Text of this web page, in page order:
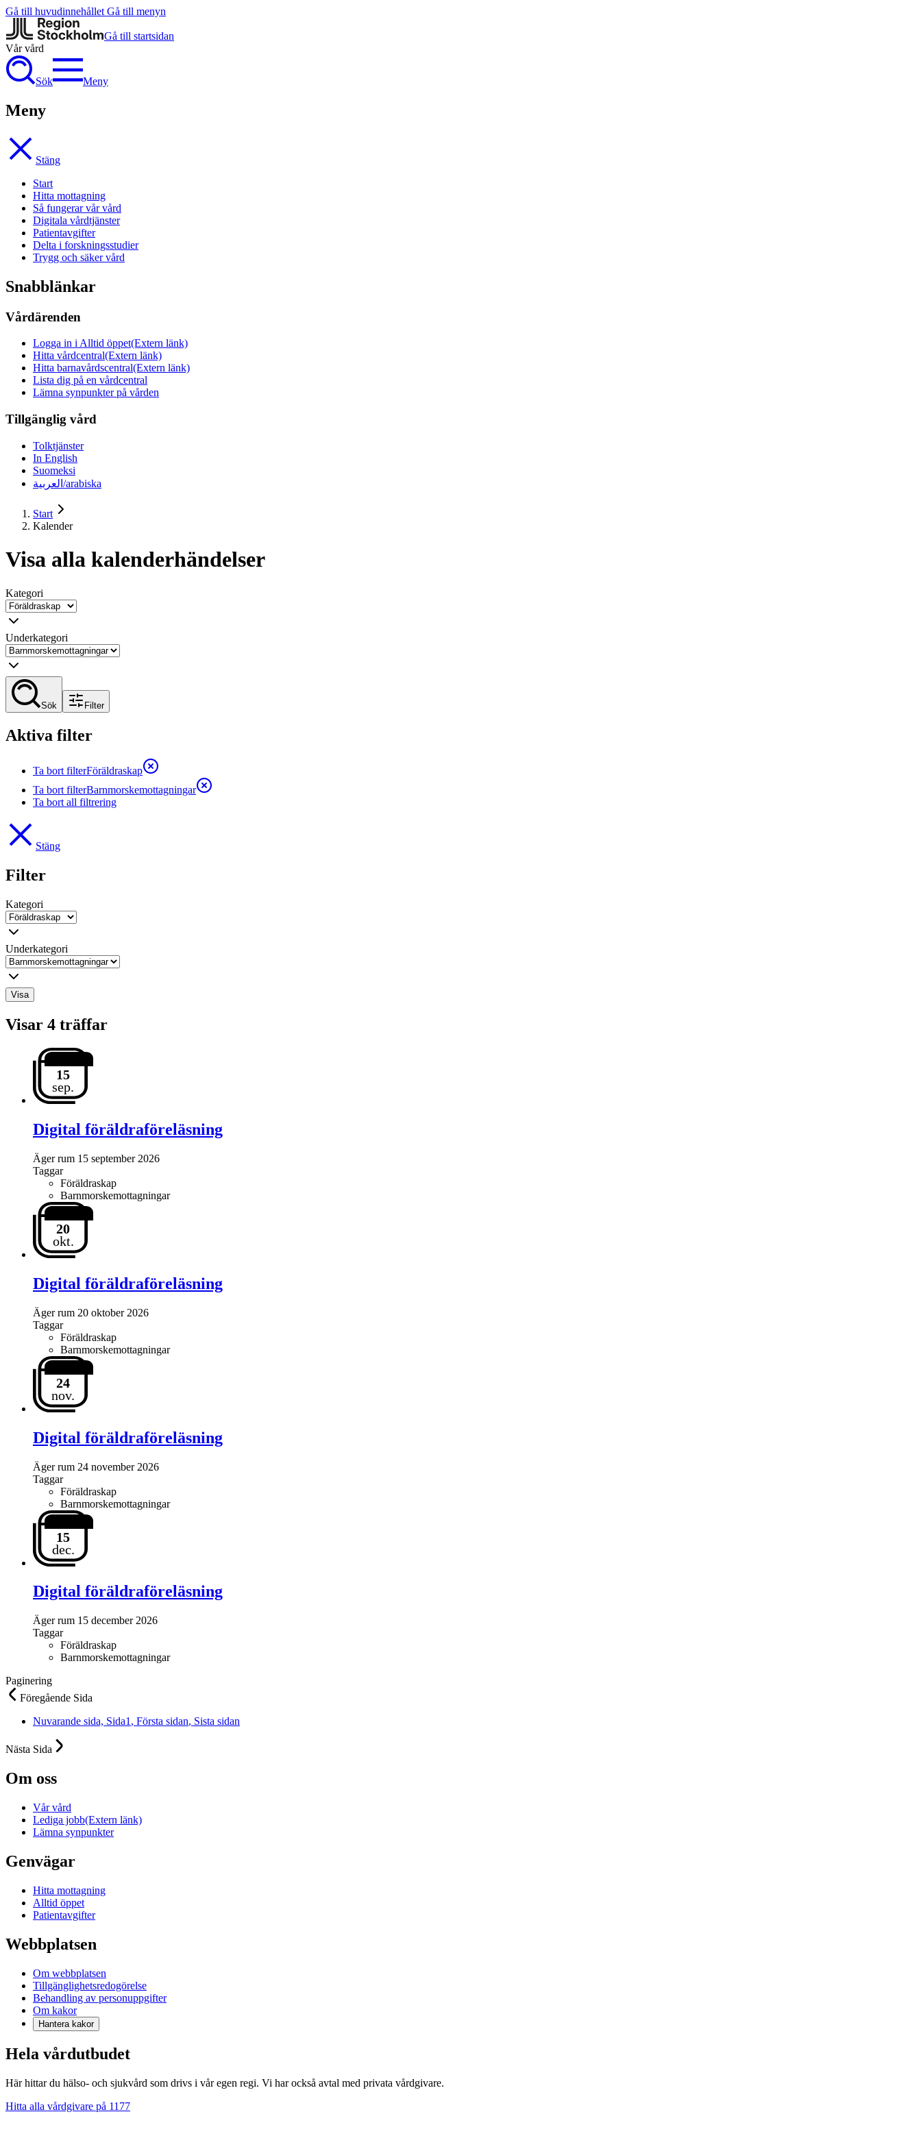
Gå till huvudinnehållet Gå till menyn
Gå till startsidan
Vår vård
Sök Meny
Meny
Stäng
Start
Hitta mottagning
Så fungerar vår vård
Digitala vårdtjänster
Patientavgifter
Delta i forskningsstudier
Trygg och säker vård
Snabblänkar
Vårdärenden
Logga in i Alltid öppet(Extern länk)
Hitta vårdcentral(Extern länk)
Hitta barnavårdscentral(Extern länk)
Lista dig på en vårdcentral
Lämna synpunkter på vården
Tillgänglig vård
Tolktjänster
In English
Suomeksi
العربية/arabiska
Start
Kalender
Visa alla kalenderhändelser
Kategori
Underkategori
Sök Filter
Aktiva filter
Ta bort filterFöräldraskap
Ta bort filterBarnmorskemottagningar
Ta bort all filtrering
Stäng
Filter
Kategori
Underkategori
Visa
Visar 4 träffar
15
sep.
Digital föräldraföreläsning
Äger rum 15 september 2026
Taggar
Föräldraskap
Barnmorskemottagningar
20
okt.
Digital föräldraföreläsning
Äger rum 20 oktober 2026
Taggar
Föräldraskap
Barnmorskemottagningar
24
nov.
Digital föräldraföreläsning
Äger rum 24 november 2026
Taggar
Föräldraskap
Barnmorskemottagningar
15
dec.
Digital föräldraföreläsning
Äger rum 15 december 2026
Taggar
Föräldraskap
Barnmorskemottagningar
Paginering
Föregående Sida
Nuvarande sida, Sida1 , Första sidan, Sista sidan
Nästa Sida
Om oss
Vår vård
Lediga jobb(Extern länk)
Lämna synpunkter
Genvägar
Hitta mottagning
Alltid öppet
Patientavgifter
Webbplatsen
Om webbplatsen
Tillgänglighetsredogörelse
Behandling av personuppgifter
Om kakor
Hantera kakor
Hela vårdutbudet
Här hittar du hälso- och sjukvård som drivs i vår egen regi. Vi har också avtal med privata vårdgivare.
Hitta alla vårdgivare på 1177